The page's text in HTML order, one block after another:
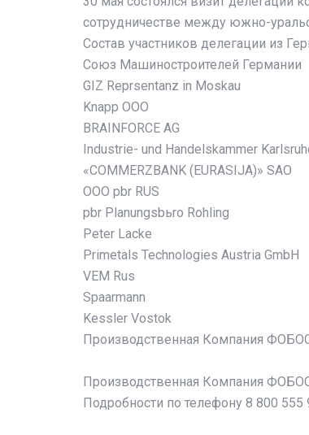
сотрудничестве между южно-
Состав участников делегации из
Союз Машиностроителей Германии
GIZ Reprsentanz in Moskau
Knapp OOO
BRAINFORCE AG
Industrie- und Handelskammer
«COMMERZBANK (EURASIJA)» SAO
OOO pbr RUS
pbr Planungsbьro Rohling
Peter Lacke
Primetals Technologies Austria GmbH
VEM Rus
Spaarmann
Kessler Vostok
Производственная Компания
Производственная Компания
Подробности по телефону 8 800